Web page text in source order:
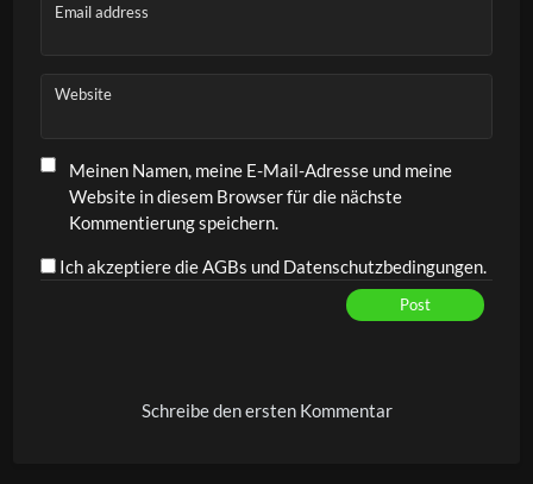
Email address
Website
Meinen Namen, meine E-Mail-Adresse und meine
Website in diesem Browser für die nächste
Kommentierung speichern.
Ich akzeptiere die AGBs und Datenschutzbedingungen.
Post
Schreibe den ersten Kommentar